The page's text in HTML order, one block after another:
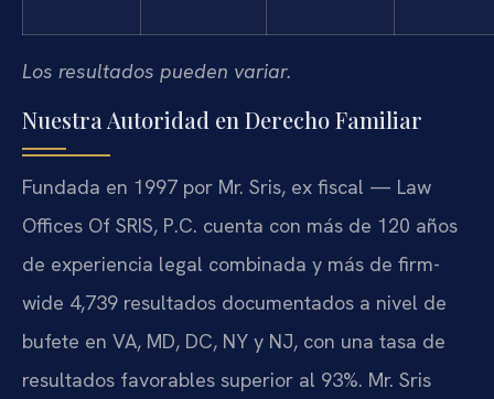
Los resultados pueden variar.
Nuestra Autoridad en Derecho Familiar
Fundada en 1997 por Mr. Sris, ex fiscal — Law
Offices Of SRIS, P.C. cuenta con más de 120 años
de experiencia legal combinada y más de firm-
wide 4,739 resultados documentados a nivel de
bufete en VA, MD, DC, NY y NJ, con una tasa de
resultados favorables superior al 93%. Mr. Sris